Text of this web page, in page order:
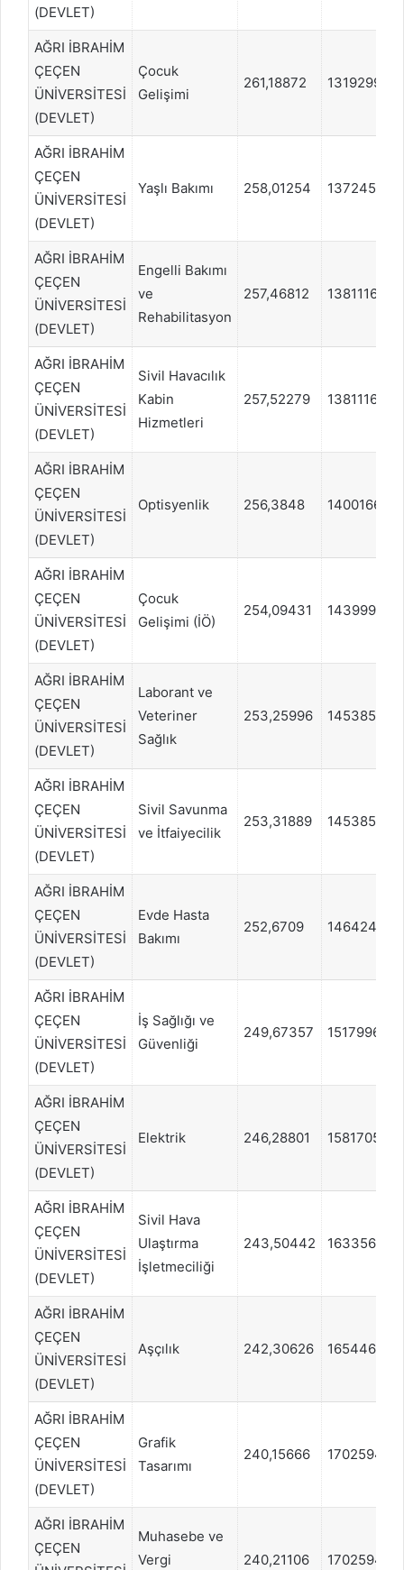
(DEVLET)
AĞRI İBRAHİM
ÇEÇEN
ÜNİVERSİTESİ
(DEVLET)
Çocuk
Gelişimi
261,18872 1319299
AĞRI İBRAHİM
ÇEÇEN
ÜNİVERSİTESİ
(DEVLET)
Yaşlı Bakımı 258,01254 1372457
AĞRI İBRAHİM
ÇEÇEN
ÜNİVERSİTESİ
(DEVLET)
Engelli Bakımı
ve
Rehabilitasyon
257,46812 1381116
AĞRI İBRAHİM
ÇEÇEN
ÜNİVERSİTESİ
(DEVLET)
Sivil Havacılık
Kabin
Hizmetleri
257,52279 1381116
AĞRI İBRAHİM
ÇEÇEN
ÜNİVERSİTESİ
(DEVLET)
Optisyenlik 256,3848 1400166
AĞRI İBRAHİM
ÇEÇEN
ÜNİVERSİTESİ
(DEVLET)
Çocuk
Gelişimi (İÖ)
254,09431 1439997
AĞRI İBRAHİM
ÇEÇEN
ÜNİVERSİTESİ
(DEVLET)
Laborant ve
Veteriner
Sağlık
253,25996 1453852
AĞRI İBRAHİM
ÇEÇEN
ÜNİVERSİTESİ
(DEVLET)
Sivil Savunma
ve İtfaiyecilik
253,31889 1453852
AĞRI İBRAHİM
ÇEÇEN
ÜNİVERSİTESİ
(DEVLET)
Evde Hasta
Bakımı
252,6709 1464242
AĞRI İBRAHİM
ÇEÇEN
ÜNİVERSİTESİ
(DEVLET)
İş Sağlığı ve
Güvenliği
249,67357 1517996
AĞRI İBRAHİM
ÇEÇEN
ÜNİVERSİTESİ
(DEVLET)
Elektrik 246,28801 1581705
AĞRI İBRAHİM
ÇEÇEN
ÜNİVERSİTESİ
(DEVLET)
Sivil Hava
Ulaştırma
İşletmeciliği
243,50442 1633560
AĞRI İBRAHİM
ÇEÇEN
ÜNİVERSİTESİ
(DEVLET)
Aşçılık 242,30626 1654460
AĞRI İBRAHİM
ÇEÇEN
ÜNİVERSİTESİ
(DEVLET)
Grafik
Tasarımı
240,15666 1702594
AĞRI İBRAHİM
ÇEÇEN
Muhasebe ve
Vergi
240,21106 1702594